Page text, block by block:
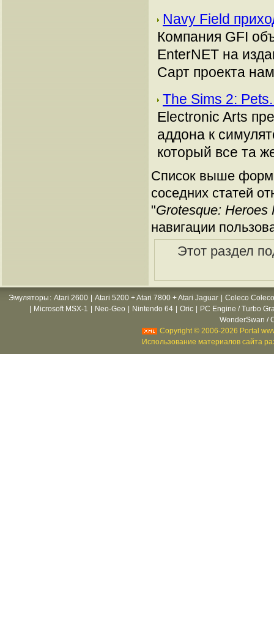
Navy Field
Компания GFI
EnterNET на
Сарт проекта
The Sims 2:
Electronic Arts
аддона к
который все та
Список выше
соседних статей
"Grotesque: Heroes
навигации
Этот раздел
Эмуляторы : Atari 2600 Atari 5200 + Atari 7800 + Atari Jaguar
Coleco
Microsoft MSX-1 Neo-Geo Nintendo 64 Oric
PC Engine / Turbo
WonderSwan /
Copyright © 2006-2026 Portal
Использование материалов сайта